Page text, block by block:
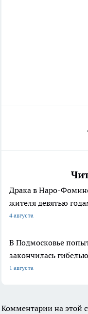
Драка в Наро-
жителя девятью
4 августа
В Подмосковье
закончилась
1 августа
Комментарии на этой